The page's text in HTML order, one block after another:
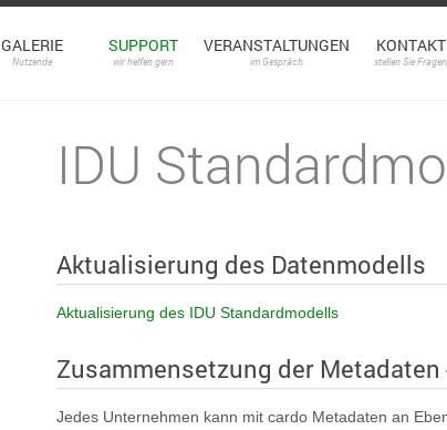
GALERIE
Nutzende
SUPPORT
wir helfen gern
VERANSTALTUNGEN
im Gespräch
KONTAKT
stellen Sie Fragen
IDU
Aktualisierung des Datenmodells
Aktualisierung des IDU Standardmodells
Zusammensetzung der
Jedes Unternehmen kann mit cardo Metadaten an